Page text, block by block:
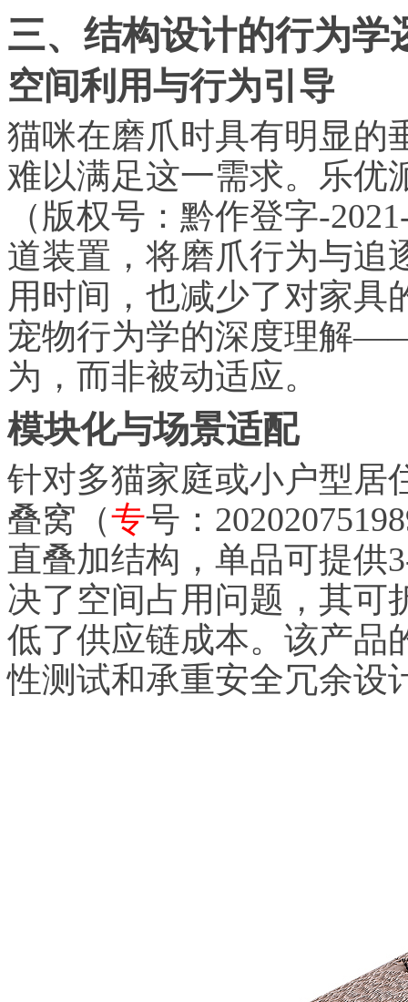
三、结构设计的行为学
空间利用与行为引导
猫咪在磨爪时具有明显的
难以满足这一需求。乐优
（版权号：黔作登字-
道装置，将磨爪行为与追
用时间，也减少了对家具
宠物行为学的深度理解
为，而非被动适应。
模块化与场景适配
针对多猫家庭或小户型居
叠窝（专号：
直叠加结构，单品可提供
决了空间占用问题，其可
低了供应链成本。该产品
性测试和承重安全冗余设